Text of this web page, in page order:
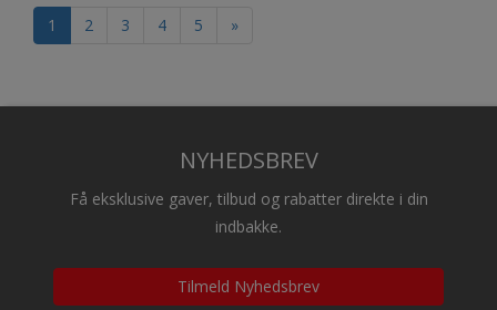
1
2 3 4 5 »
NYHEDSBREV
Få eksklusive gaver, tilbud og rabatter direkte i din
indbakke.
Tilmeld Nyhedsbrev